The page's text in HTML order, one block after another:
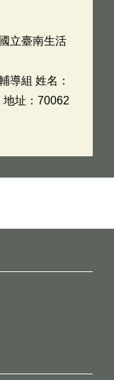
立臺南生活
導組 姓名：
地址：70062